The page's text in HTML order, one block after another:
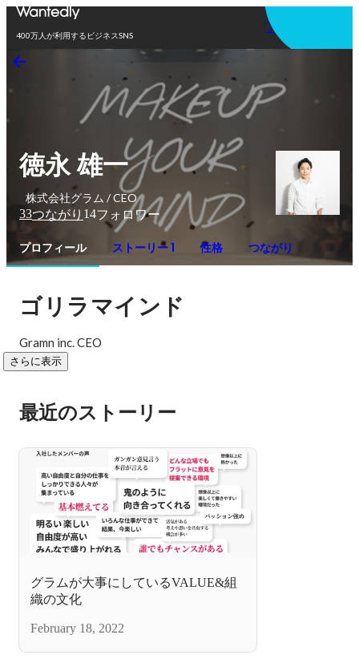
400万人が利用するビジネスSNS
アプリを使う
徳永 雄一
株式会社グラム / CEO
33つながり 14フォロワー
プロフィール ストーリー 1 性格 つながり
ゴリラマインド
Gramn inc. CEO
さらに表示
最近のストーリー
グラムが大事にしているVALUE&組
織の文化
February 18, 2022